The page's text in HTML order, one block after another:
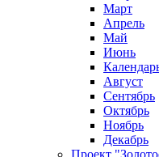
Март
Апрель
Май
Июнь
Август
Сентябрь
Октябрь
Ноябрь
Декабрь
Проект